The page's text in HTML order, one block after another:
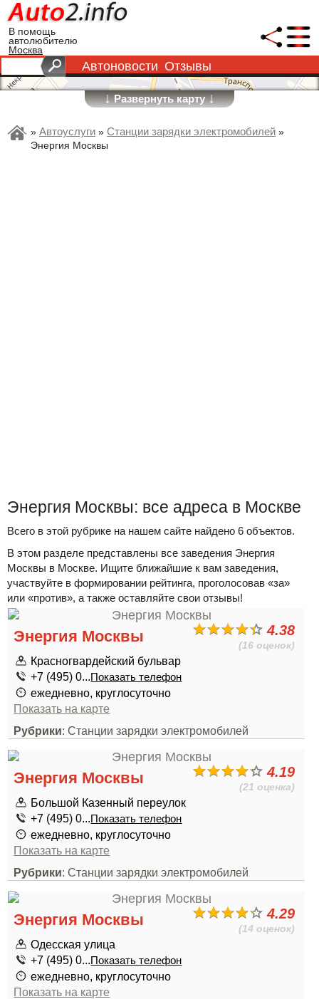
В помощь
автолюбителю
Москва
Автоновости Отзывы
↓Развернуть карту↓
» Автоуслуги » Станции зарядки электромобилей »
Энергия Москвы
Энергия Москвы: все адреса в Москве
Всего в этой рубрике на нашем сайте найдено 6 объектов.
В этом разделе представлены все заведения Энергия
Москвы в Москве. Ищите ближайшие к вам заведения,
участвуйте в формировании рейтинга, проголосовав «за»
или «против», а также оставляйте свои отзывы!
4.38
(16 оценок)
Энергия Москвы
Красногвардейский бульвар
+7 (495) 0...Показать телефон
ежедневно, круглосуточно
Показать на карте
Рубрики: Станции зарядки электромобилей
4.19
(21 оценка)
Энергия Москвы
Большой Казенный переулок
+7 (495) 0...Показать телефон
ежедневно, круглосуточно
Показать на карте
Рубрики: Станции зарядки электромобилей
4.29
(14 оценок)
Энергия Москвы
Одесская улица
+7 (495) 0...Показать телефон
ежедневно, круглосуточно
Показать на карте